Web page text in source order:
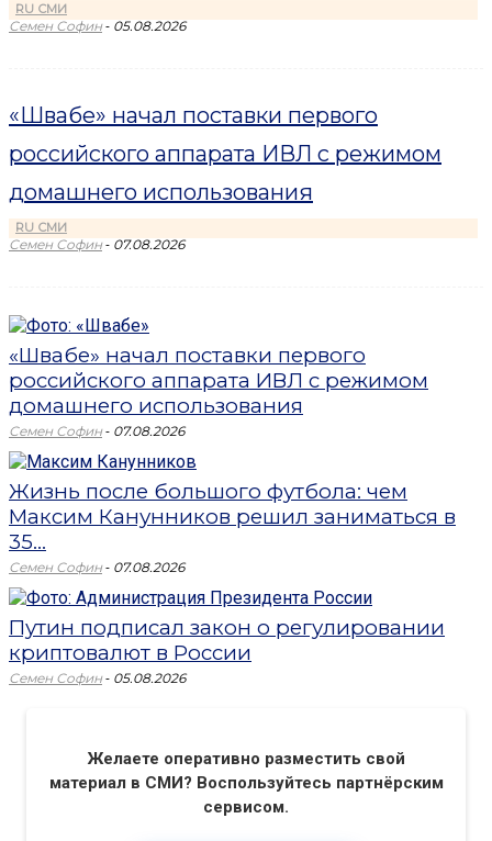
RU СМИ
Семен Софин - 05.08.2026
«Швабе» начал поставки первого
российского аппарата ИВЛ с режимом
домашнего использования
RU СМИ
Семен Софин - 07.08.2026
«Швабе» начал поставки первого
российского аппарата ИВЛ с режимом
домашнего использования
Семен Софин - 07.08.2026
Жизнь после большого футбола: чем
Максим Канунников решил заниматься в
35...
Семен Софин - 07.08.2026
Путин подписал закон о регулировании
криптовалют в России
Семен Софин - 05.08.2026
Желаете оперативно разместить свой
материал в СМИ? Воспользуйтесь партнёрским
сервисом.